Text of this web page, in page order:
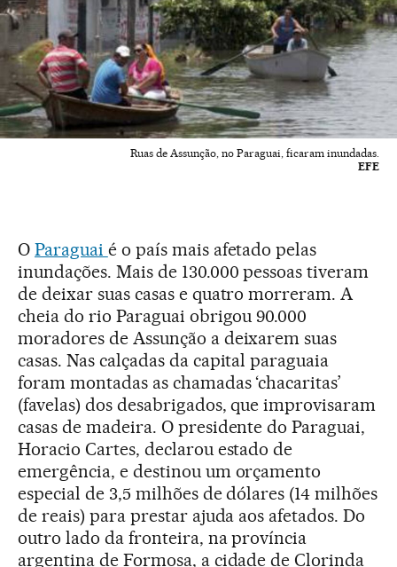
Ruas de Assunção, no Paraguai, ficaram inundadas.
EFE
O Paraguai é o país mais afetado pelas
inundações. Mais de 130.000 pessoas tiveram
de deixar suas casas e quatro morreram. A
cheia do rio Paraguai obrigou 90.000
moradores de Assunção a deixarem suas
casas. Nas calçadas da capital paraguaia
foram montadas as chamadas ‘chacaritas’
(favelas) dos desabrigados, que improvisaram
casas de madeira. O presidente do Paraguai,
Horacio Cartes, declarou estado de
emergência, e destinou um orçamento
especial de 3,5 milhões de dólares (14 milhões
de reais) para prestar ajuda aos afetados. Do
outro lado da fronteira, na província
argentina de Formosa, a cidade de Clorinda